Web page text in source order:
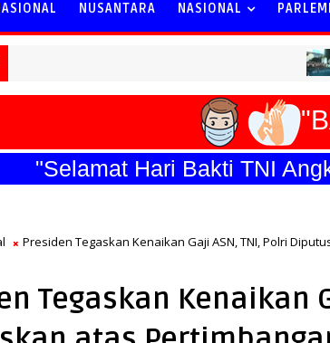
NUSANTARA NASIONAL
NASIONAL
"Selamat Hari Bakti TNI
Presiden Tegaskan Kenaikan Gaji ASN, TNI, Polri
Tegaskan Kenaikan